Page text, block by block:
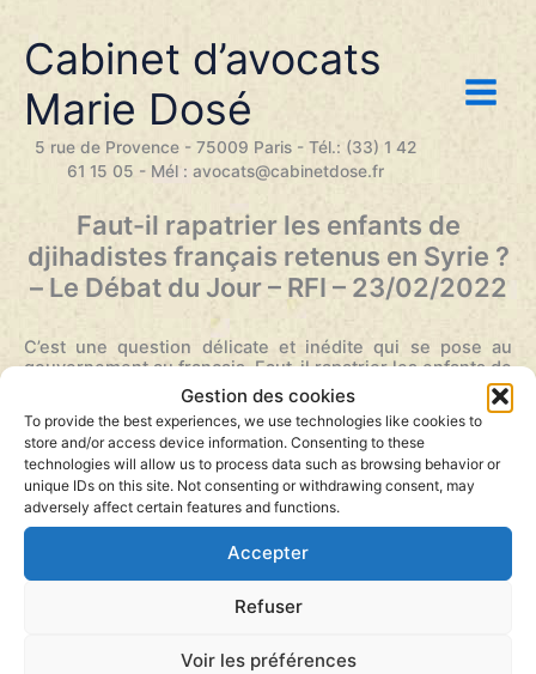
Gestion des cookies
To provide the best experiences, we use technologies like cookies to
store and/or access device information. Consenting to these
technologies will allow us to process data such as browsing behavior or
unique IDs on this site. Not consenting or withdrawing consent, may
adversely affect certain features and functions.
Accepter
Refuser
Voir les préférences
contenu
Cabinet d’avocats
Marie Dosé
5 rue de Provence - 75009 Paris - Tél.: (33) 1 42
61 15 05 - Mél : avocats@cabinetdose.fr
Faut-il rapatrier les enfants de
djihadistes français retenus en Syrie ?
– Le Débat du Jour – RFI – 23/02/2022
C’est une question délicate et inédite qui se pose au
gouvernement au français. Faut-il rapatrier les enfants de
djihadistes français retenus en Syrie ? La France répond
au « cas par cas » pour reprendre l’expression de
l’exécutif. Pourtant, de nombreuses voix s’élèvent : ONG,
intellectuels, politiques de tout bord, psychiatres… pour
que ces enfants qui n’ont rien demandé, qui sont plus
victimes que coupables des erreurs de leurs parents
puissent retrouver la France le plus vite possible. Un
enfant qui rentre de zone de guerre représente-t-il un
Le Débat du Jour – Présenté Adrien Delgrange diffusé
sur RFI le 23 février 2022